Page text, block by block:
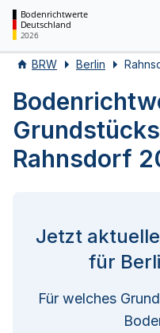
Bodenrichtwerte
Deutschland
2026
BRW Berlin
Rahnsdorf
Jetzt
für
Für welches